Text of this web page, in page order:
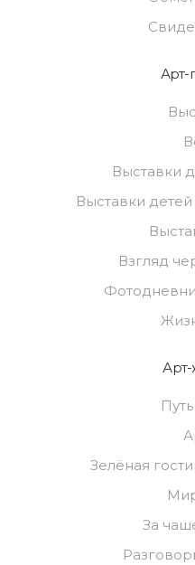
Арт-
Выставки
Выставки
Взгляд
Зелёная
За